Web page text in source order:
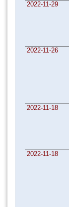
2022-11-29
2022-11-26
2022-11-18
2022-11-18